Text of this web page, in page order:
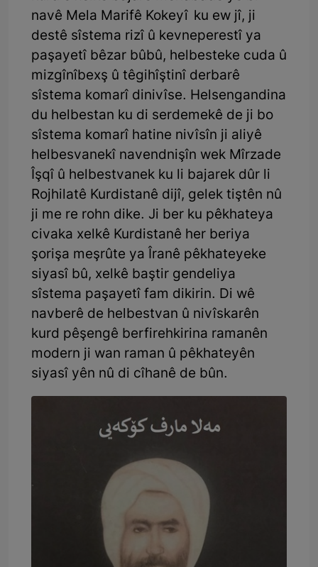
navê Mela Marifê Kokeyî ku ew jî, ji
destê sîstema rizî û kevneperestî ya
paşayetî bêzar bûbû, helbesteke cuda û
mizgînîbexş û têgihîştinî derbarê
sîstema komarî dinivîse. Helsengandina
du helbestan ku di serdemekê de ji bo
sîstema komarî hatine nivîsîn ji aliyê
helbesvanekî navendnişîn wek Mîrzade
Îşqî û helbestvanek ku li bajarek dûr li
Rojhilatê Kurdistanê dijî, gelek tiştên nû
ji me re rohn dike. Ji ber ku pêkhateya
civaka xelkê Kurdistanê her beriya
şorişa meşrûte ya Îranê pêkhateyeke
siyasî bû, xelkê baştir gendeliya
sîstema paşayetî fam dikirin. Di wê
navberê de helbestvan û nivîskarên
kurd pêşengê berfirehkirina ramanên
modern ji wan raman û pêkhateyên
siyasî yên nû di cîhanê de bûn.